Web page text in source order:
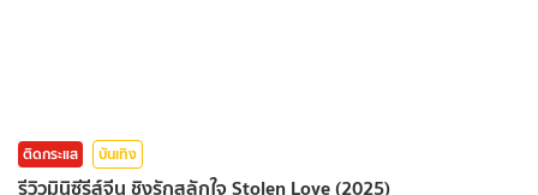
ติดกระแส บันเทิง
รีวิวมินิซีรีส์จีน ชิงรักสลักใจ Stolen Love (2025)